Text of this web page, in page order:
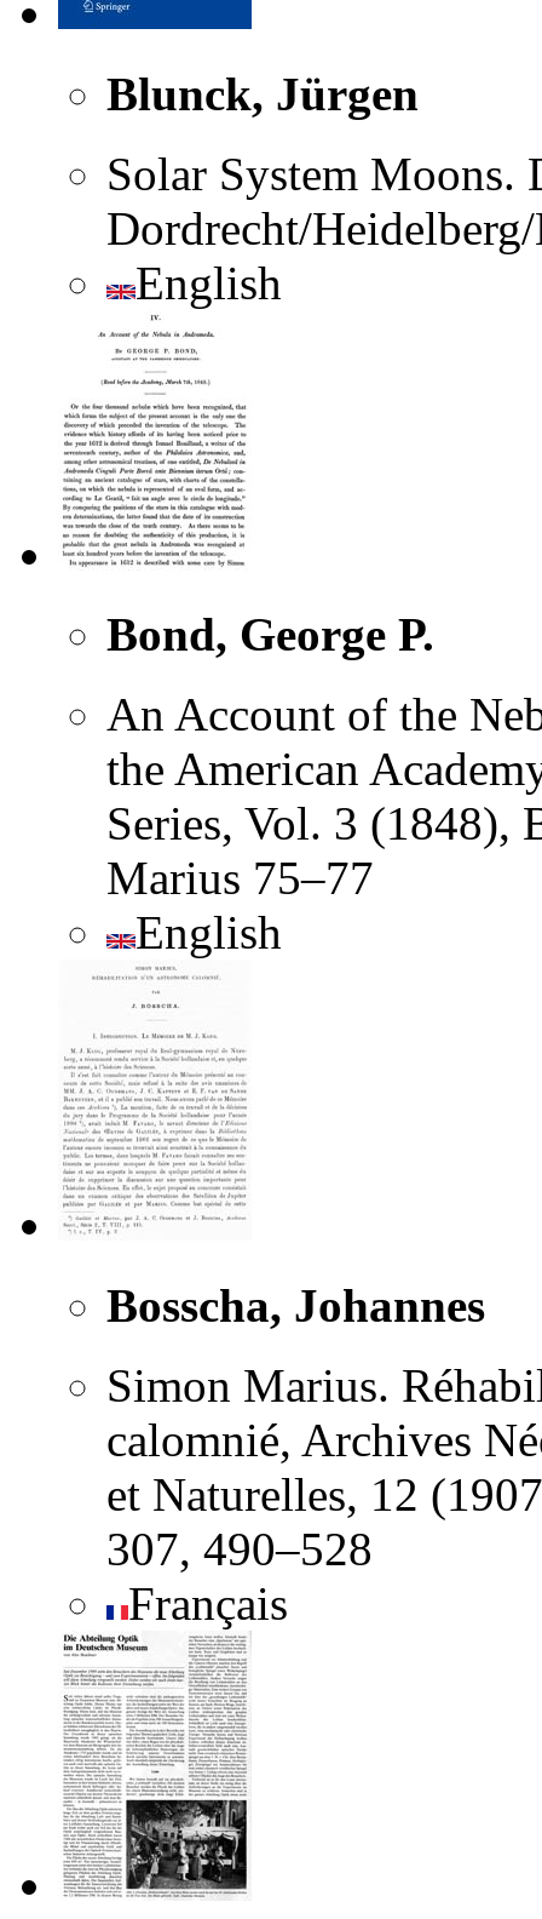
Blunck, Jürgen
Solar System
Dordrecht/
English
Bond, George P.
An Account of the
the American
Series, Vol. 3 (1848),
Marius 75–77
English
Bosscha, Johannes
Simon Marius.
calomnié, Archives
et Naturelles, 12
307, 490–528
Français